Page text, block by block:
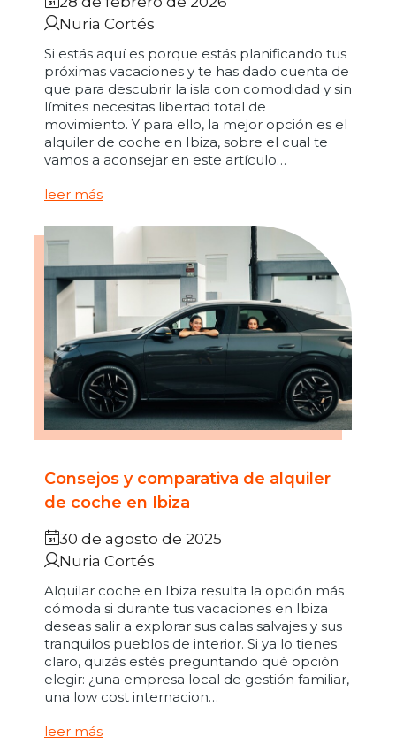
Nuria Cortés
Si estás aquí es porque estás planificando tus
próximas vacaciones y te has dado cuenta de
que para descubrir la isla con comodidad y sin
límites necesitas libertad total de
movimiento. Y para ello, la mejor opción es el
alquiler de coche en Ibiza, sobre el cual te
vamos a aconsejar en este artículo…
leer más
Consejos y comparativa de alquiler
de coche en Ibiza
30 de agosto de 2025
Nuria Cortés
Alquilar coche en Ibiza resulta la opción más
cómoda si durante tus vacaciones en Ibiza
deseas salir a explorar sus calas salvajes y sus
tranquilos pueblos de interior. Si ya lo tienes
claro, quizás estés preguntando qué opción
elegir: ¿una empresa local de gestión familiar,
una low cost internacion…
leer más